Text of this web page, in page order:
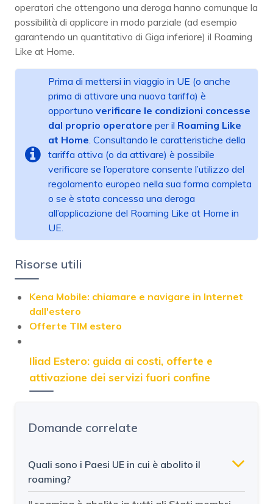
operatori che ottengono una deroga hanno comunque la
possibilità di applicare in modo parziale (ad esempio
garantendo un quantitativo di Giga inferiore) il Roaming
Like at Home.
Prima di mettersi in viaggio in UE (o anche
prima di attivare una nuova tariffa) è
opportuno verificare le condizioni concesse
dal proprio operatore per il Roaming Like
at Home . Consultando le caratteristiche della
tariffa attiva (o da attivare) è possibile
verificare se l’operatore consente l’utilizzo del
regolamento europeo nella sua forma completa
o se è stata concessa una deroga
all’applicazione del Roaming Like at Home in
UE.
Risorse utili
Kena Mobile: chiamare e navigare in Internet
dall'estero
Offerte TIM estero
Iliad Estero: guida ai costi, offerte e
attivazione dei servizi fuori confine
Domande correlate
Quali sono i Paesi UE in cui è abolito il
roaming?